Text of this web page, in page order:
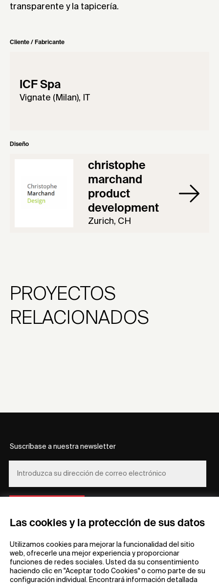
Las cookies y la protección de sus datos
Utilizamos cookies para mejorar la funcionalidad del sitio
web, ofrecerle una mejor experiencia y proporcionar
funciones de redes sociales. Usted da su consentimiento
haciendo clic en "Aceptar todo Cookies" o como parte de su
configuración individual. Encontrará información detallada
transparente y la tapicería.
Cliente / Fabricante
ICF Spa
Vignate (Milan), IT
Diseño
christophe
marchand
product
development
Zurich, CH
PROYECTOS
RELACIONADOS
Información general Empresa
Suscríbase a nuestra newsletter